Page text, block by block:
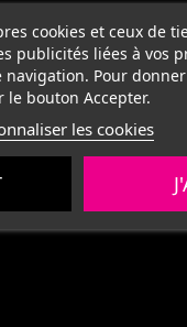
cookies et ceux de
publicités liées à vos
Pour
bouton Accepter.
les cookies